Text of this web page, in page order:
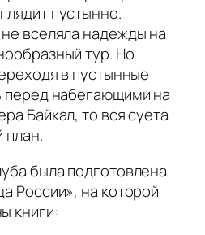
пустынно.
вселяла надежды на
тур. Но
в пустынные
перед набегающими на
Байкал, то вся суета
план.
была подготовлена
России», на которой
книги: